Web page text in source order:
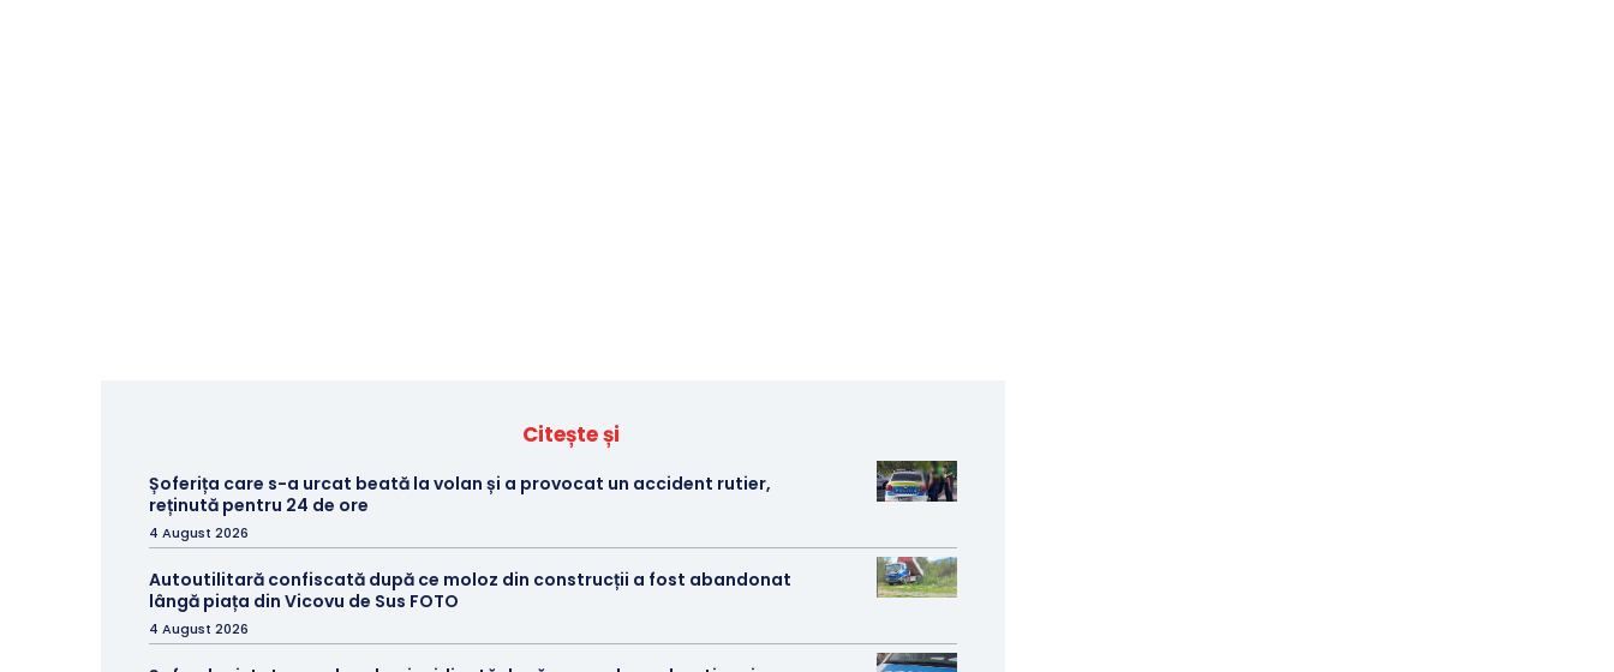
Citește și
Șoferița care s-a urcat beată la volan și a provocat un accident rutier,
reținută pentru 24 de ore
4 August 2026
Autoutilitară confiscată după ce moloz din construcții a fost abandonat
lângă piața din Vicovu de Sus FOTO
4 August 2026